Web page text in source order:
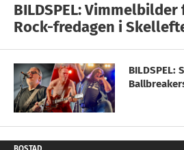
BILDSPEL:
Rock-fredagen i
BILDSPEL: